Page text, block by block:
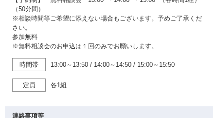
（50分間）
※相談時間等ご希望に添えない場合もございます。予めご了承くだ
さい。
参加無料
※無料相談会のお申込は１回のみでお願いします。
時間帯 13:00～13:50 / 14:00～14:50 / 15:00～15:50
定員 各1組
連絡事項等